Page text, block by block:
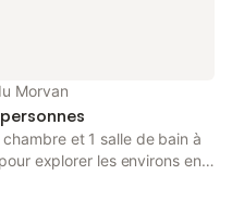
Morvan
et 1 salle de bain à
explorer les environs en
nature et du grand air